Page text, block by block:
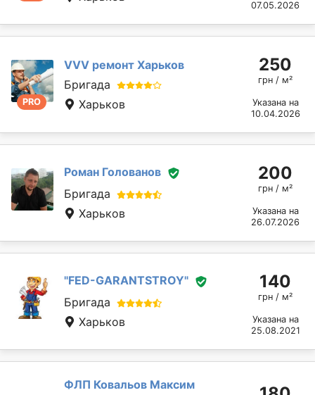
07.05.2026
PRO
VVV ремонт Харьков
Бригада
Харьков
250
грн / м²
Указана на
10.04.2026
Роман Голованов
Бригада
Харьков
200
грн / м²
Указана на
26.07.2026
"FED-GARANTSTROY"
Бригада
Харьков
140
грн / м²
Указана на
25.08.2021
ФЛП Ковальов Максим